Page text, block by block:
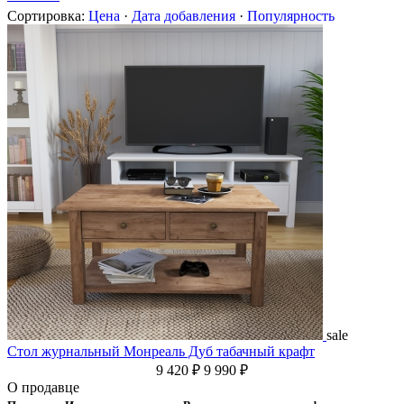
Сортировка: Цена · Дата добавления · Популярность
sale
Стол журнальный Монреаль Дуб табачный крафт
9 420 ₽ 9 990 ₽
О продавце